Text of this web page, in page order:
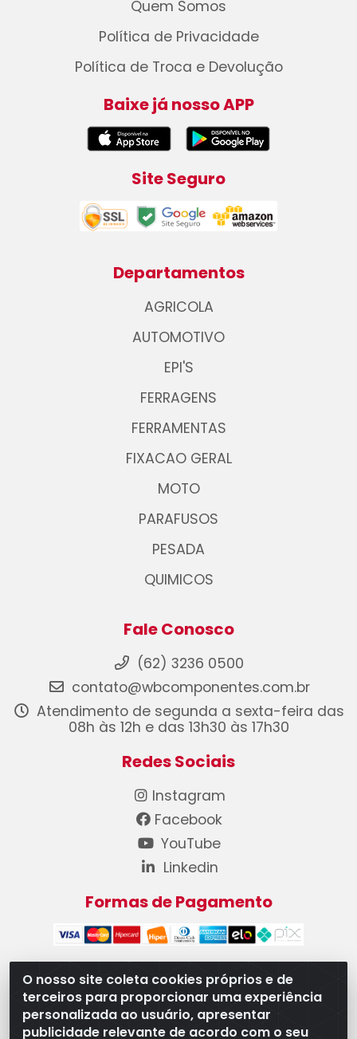
O nosso site coleta cookies próprios e de
terceiros para proporcionar uma experiência
personalizada ao usuário, apresentar
publicidade relevante de acordo com o seu
Quem Somos
Política de Privacidade
Política de Troca e Devolução
Baixe já nosso APP
Site Seguro
Departamentos
AGRICOLA
AUTOMOTIVO
EPI'S
FERRAGENS
FERRAMENTAS
FIXACAO GERAL
MOTO
PARAFUSOS
PESADA
QUIMICOS
Fale Conosco
(62) 3236 0500
contato@wbcomponentes.com.br
Atendimento de segunda a sexta-feira das
08h às 12h e das 13h30 às 17h30
Redes Sociais
Instagram
Facebook
YouTube
Linkedin
Formas de Pagamento
WB Componentes Automotivos LTDA - CNPJ
08.528.393/0001-12 - Rua do Níquel, 667 - Parque
Oeste Industrial, Goiânia/GO - CEP 74375-660